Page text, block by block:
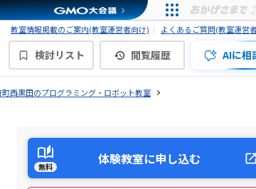
教室情報掲載のご案内(教室運営者向け) よくあるご質問(教室運営
検討リスト 閲覧履歴 AIに相
町西黒田のプログラミング・ロボット教室
無料 体験教室に申し込む